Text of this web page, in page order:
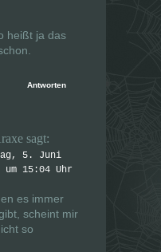
heißt ja das
Antworten
sagt:
5. Juni
um 15:04 Uhr
es immer
scheint mir
so